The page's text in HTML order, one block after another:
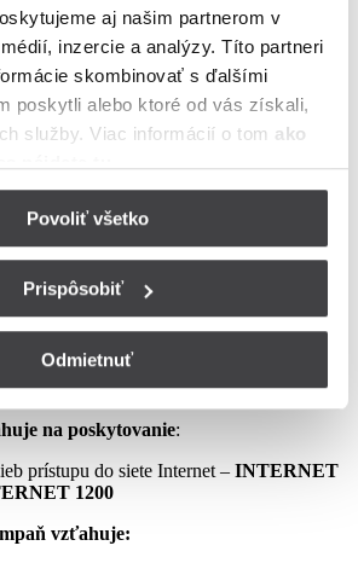
aj našim partnerom v
inzercie a analýzy. Títo partneri
skombinovať s ďalšími
poskytli alebo ktoré od vás získali,
služby. Viac informácií o tom ako
Povoliť všetko
Prispôsobiť
Odmietnuť
sa riadia Zmluvou o poskytovaní verejne
všetkých jej súčastí, t.j. najmä
verejne dostupných služieb,
Tarify UPC Internet a Tarify jednorazových
kampane predstavujú mesačné
služieb podľa týchto podmienok kampane a
podľa aktuálne platných právnych
– Internet samostatne – LIS
na poskytovanie:
prístupu do siete Internet – INTERNET
1200
vzťahuje: